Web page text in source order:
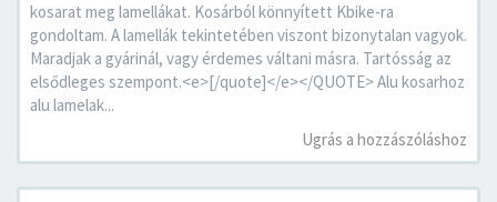
kosarat meg lamellákat. Kosárból könnyített Kbike-ra
gondoltam. A lamellák tekintetében viszont bizonytalan vagyok.
Maradjak a gyárinál, vagy érdemes váltani másra. Tartósság az
elsődleges szempont.<e>[/quote]</e></QUOTE> Alu kosarhoz
alu lamelak...
Ugrás a hozzászóláshoz